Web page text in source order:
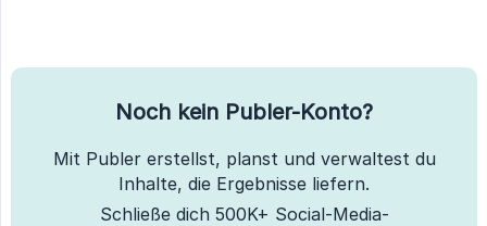
Noch kein Publer-Konto?
Mit Publer erstellst, planst und verwaltest du
Inhalte, die Ergebnisse liefern.
Schließe dich 500K+ Social-Media-